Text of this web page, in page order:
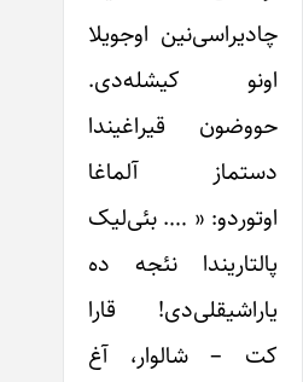
چادیراسی‌نین اوجویلا
اونو کیشله‌دی.
حووضون قیراغیندا
دستماز آلماغا
اوتوردو: « …. بئی‌لیک
پالتاریندا نئجه ده
یاراشیقلی‌دی! قارا
کت – شالوار، آغ